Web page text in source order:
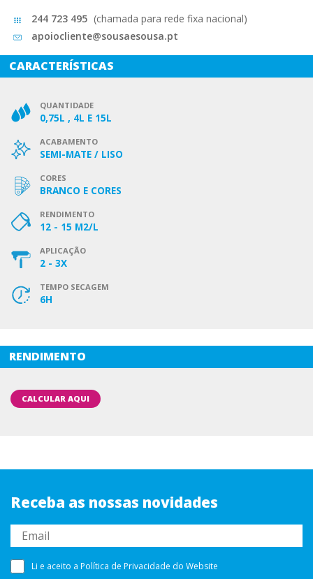
244 723 495 (chamada para rede fixa nacional)
apoiocliente@sousaesousa.pt
CARACTERÍSTICAS
QUANTIDADE
0,75L , 4L E 15L
ACABAMENTO
SEMI-MATE / LISO
CORES
BRANCO E CORES
RENDIMENTO
12 - 15 M2/L
APLICAÇÃO
2 - 3X
TEMPO SECAGEM
6H
RENDIMENTO
CALCULAR AQUI
Receba as nossas novidades
Li e aceito a Política de Privacidade do Website